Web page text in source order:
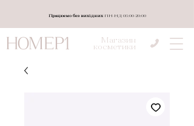
Працюємо без вихіднихПН-НД 08:00-20:00
Магазин
косметики